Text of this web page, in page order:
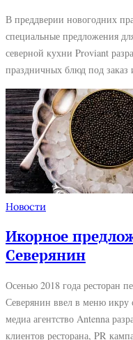
В преддверии новогодних
специальные предложения
северной кухни Proviant
праздничных блюд под
Новости
Икорное
Северянин
Осенью 2018 года ресторан
Северянин ввел в меню икру
медиа агентство Antenna
клиентов ресторана, PR